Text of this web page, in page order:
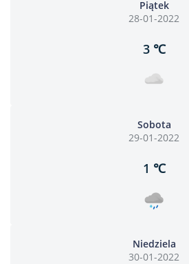
Piątek
28-01-2022
3 ℃
Sobota
29-01-2022
1 ℃
Niedziela
30-01-2022